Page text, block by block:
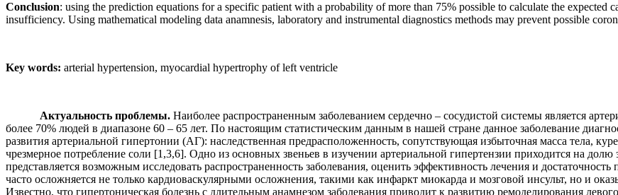
Conclusion: using the prediction equations for a specific patient with a probability of more than 75% possible to calculate the expected
insufficiency. Using mathematical modeling data anamnesis, laboratory and instrumental diagnostics methods may prevent possible
Key words: arterial hypertension, myocardial hypertrophy of left ventricle
Актуальность проблемы. Наиболее распространенным заболеванием сердечно – сосудистой системы является
более 70% людей в диапазоне 60 – 65 лет. По настоящим статистическим данным в нашей стране данное заболевание
развития артериальной гипертонии (АГ): наследственная предрасположенность, сопутствующая избыточная масса тела,
чрезмерное потребление соли [1,3,6]. Одно из основных звеньев в изучении артериальной гипертензии приходится на
представляется возможным исследовать распространенность заболевания, оценить эффективность лечения и
часто осложняется не только кардиоваскулярными осложнения, такими как инфаркт миокарда и мозговой инсульт, но и
Известно, что гипертоническая болезнь с длительным анамнезом заболевания приводит к развитию ремоделирования